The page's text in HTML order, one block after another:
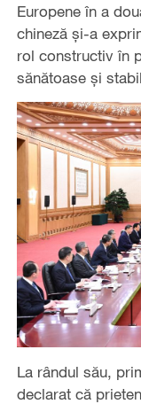
Europene în a
chineză și-a
rol constructiv în
sănătoase și
La rândul său,
declarat că